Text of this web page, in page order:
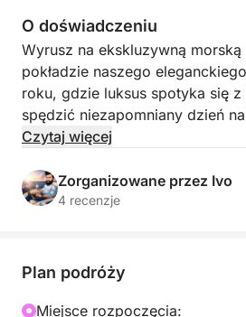
O doświadczeniu
Wyrusz na ekskluzywną
pokładzie naszego
roku, gdzie luksus spotyka się
spędzić niezapomniany dzień
kultowej wyspy Isola di
wyrafinowany styl z
oferując przestronne strefy
sternik i oddana hostessa —
podróży.
Czytaj więcej
Zorganizowane przez Ivo
4 recenzje
Plan podróży
Miejsce rozpoczęcia: